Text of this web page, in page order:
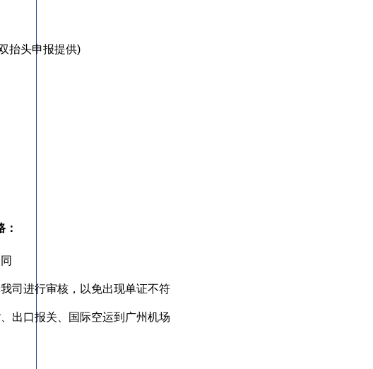
抬头申报提供)
司进行审核，以免出现单证不符
出口报关、国际空运到广州机场